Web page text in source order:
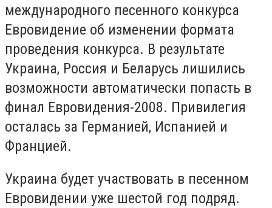
международного песенного конкурса
Евровидение об изменении формата
проведения конкурса. В результате
Украина, Россия и Беларусь лишились
возможности автоматически попасть в
финал Евровидения-2008. Привилегия
осталась за Германией, Испанией и
Францией.
Украина будет участвовать в песенном
Евровидении уже шестой год подряд.